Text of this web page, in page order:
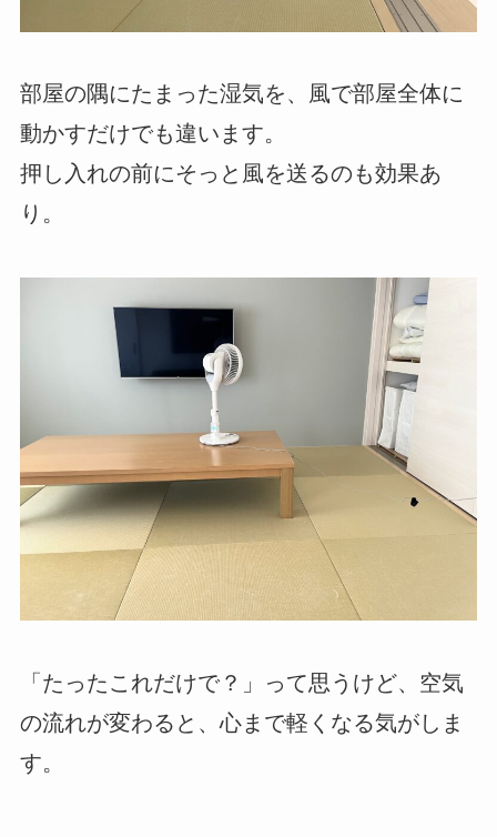
部屋の隅にたまった湿気を、風で部屋全体に
動かすだけでも違います。
押し入れの前にそっと風を送るのも効果あ
り。
「たったこれだけで？」って思うけど、空気
の流れが変わると、心まで軽くなる気がしま
す。